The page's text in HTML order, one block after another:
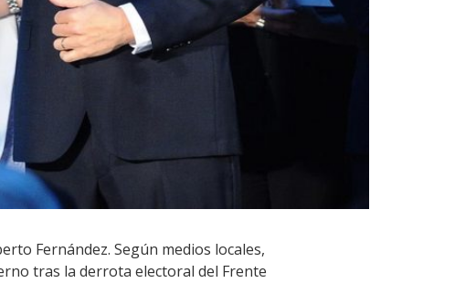
Fernández. Según medios locales,
tras la derrota electoral del Frente